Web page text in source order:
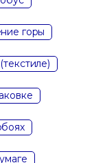
горы